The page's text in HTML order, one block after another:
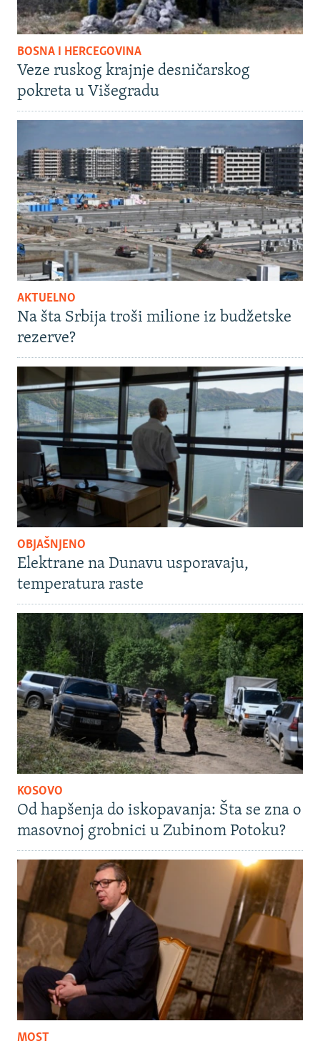
BOSNA I HERCEGOVINA
Veze ruskog krajnje desničarskog
pokreta u Višegradu
AKTUELNO
Na šta Srbija troši milione iz budžetske
rezerve?
OBJAŠNJENO
Elektrane na Dunavu usporavaju,
temperatura raste
KOSOVO
Od hapšenja do iskopavanja: Šta se zna o
masovnoj grobnici u Zubinom Potoku?
MOST